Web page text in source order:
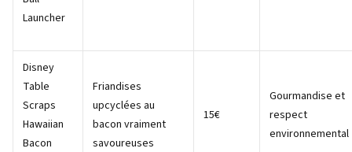
Launcher
Disney
Table
Scraps
Hawaiian
Bacon
Friandises
upcyclées au
bacon vraiment
savoureuses
15€
Gourmandise et
respect
environnemental